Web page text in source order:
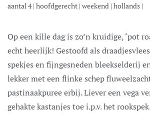
aantal 4| hoofdgerecht | weekend | hollands |
Op een kille dag is zo’n kruidige, ‘pot roasted’ savooiekool
echt heerlijk! Gestoofd als
spekjes en fijngesneden bleekselderij
lekker met een flinke schep
pastinaakpuree erbij. Liever een vega
gehakte kastanjes toe i.p.v. het